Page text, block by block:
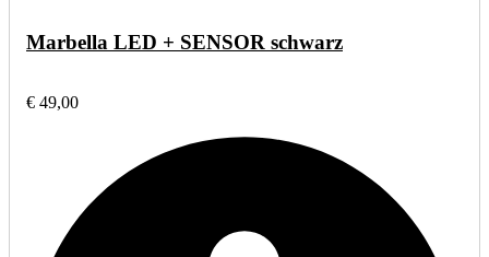
Marbella LED + SENSOR schwarz
€ 49,00